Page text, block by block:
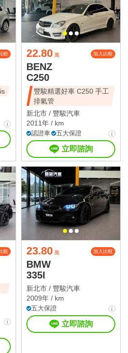
較 22.80 萬 加入比較
BENZ
C250
豐駿精選好車 C250 手工
排氣管
新北市 / 豐駿汽車
2011年 / km
認證車 五大保證
立即諮詢
較 23.80 萬 加入比較
BMW
335I
新北市 / 豐駿汽車
2009年 / km
五大保證
立即諮詢